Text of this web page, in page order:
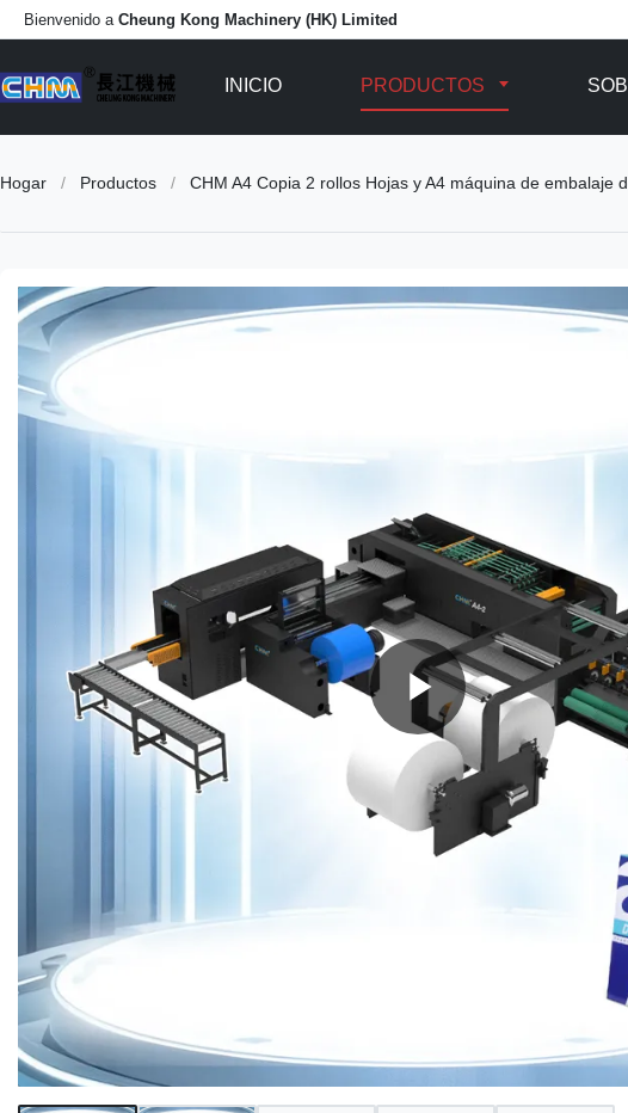
Bienvenido a Cheung Kong Machinery (HK) Limited
INICIO PRODUCTOS
Hogar / Productos / CHM A4 Copia 2 rollos Hojas y A4 máquina de